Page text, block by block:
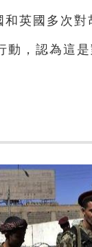
英國多次對
動，認為這